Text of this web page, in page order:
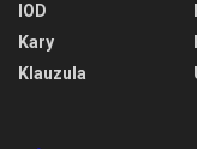
IOD
Kary
Klauzula